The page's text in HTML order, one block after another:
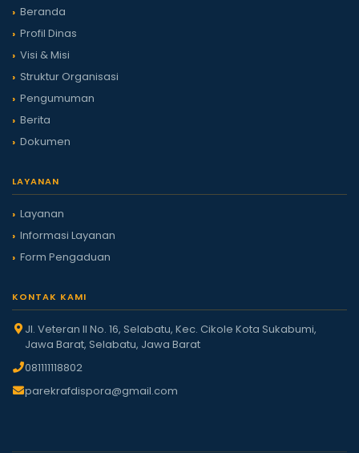
Beranda
Profil Dinas
Visi & Misi
Struktur Organisasi
Pengumuman
Berita
Dokumen
LAYANAN
Layanan
Informasi Layanan
Form Pengaduan
KONTAK KAMI
Jl. Veteran II No. 16, Selabatu, Kec. Cikole Kota Sukabumi,
Jawa Barat, Selabatu, Jawa Barat
081111118802
parekrafdispora@gmail.com